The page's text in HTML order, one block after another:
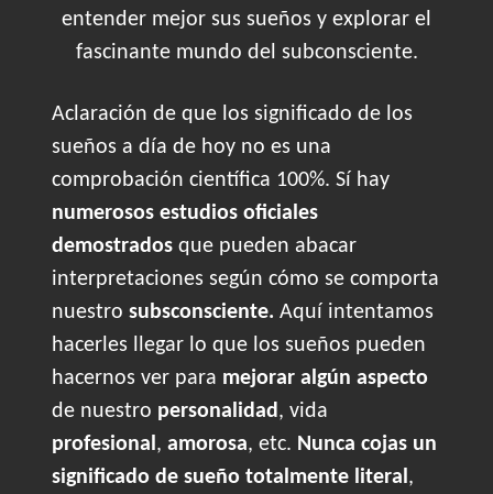
entender mejor sus sueños y explorar el
fascinante mundo del subconsciente.
Aclaración de que los significado de los
sueños a día de hoy no es una
comprobación científica 100%. Sí hay
numerosos estudios oficiales
demostrados que pueden abacar
interpretaciones según cómo se comporta
nuestro subsconsciente. Aquí intentamos
hacerles llegar lo que los sueños pueden
hacernos ver para mejorar algún aspecto
de nuestro personalidad, vida
profesional, amorosa, etc. Nunca cojas un
significado de sueño totalmente literal,